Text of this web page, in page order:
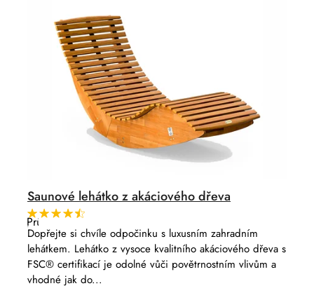
Saunové lehátko z akáciového dřeva
Průměrné
hodnocení
produktu
je
4,5
z
5
hvězdiček.
Dopřejte si chvíle odpočinku s luxusním zahradním
lehátkem. Lehátko z vysoce kvalitního akáciového dřeva s
FSC® certifikací je odolné vůči povětrnostním vlivům a
vhodné jak do...